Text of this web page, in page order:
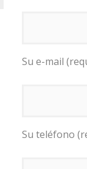
Su e-mail
Su teléfono